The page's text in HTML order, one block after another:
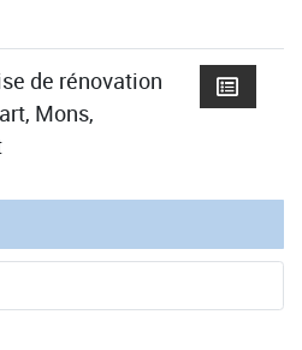
de rénovation
Mons,